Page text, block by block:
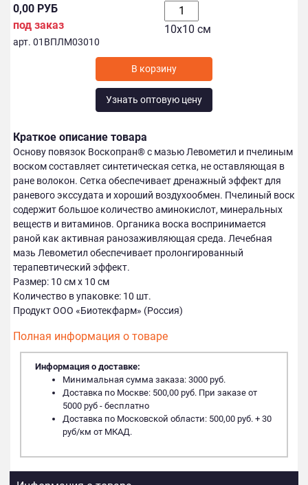
0,00 РУБ
под заказ
арт. 01ВПЛМ03010
10х10 см
В корзину
Узнать оптовую цену
Краткое описание товара
Основу повязок Воскопран® с мазью Левометил и пчелиным
воском составляет синтетическая сетка, не оставляющая в
ране волокон. Сетка обеспечивает дренажный эффект для
раневого экссудата и хороший воздухообмен. Пчелиный воск
содержит большое количество аминокислот, минеральных
веществ и витаминов. Органика воска воспринимается
раной как активная ранозаживляющая среда. Лечебная
мазь Левометил обеспечивает пролонгированный
терапевтический эффект.
Размер: 10 см х 10 см
Количество в упаковке: 10 шт.
Продукт ООО «Биотекфарм» (Россия)
Полная информация о товаре
Информация о доставке:
Минимальная сумма заказа: 3000 руб.
Доставка по Москве: 500,00 руб. При заказе от
5000 руб - бесплатно
Доставка по Московской области: 500,00 руб. + 30
руб/км от МКАД.